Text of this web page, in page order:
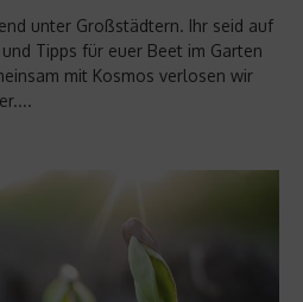
unter Großstädtern. Ihr seid auf
Tipps für euer Beet im Garten
mit Kosmos verlosen wir